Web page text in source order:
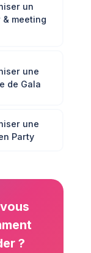
un
& meeting
une
de Gala
une
Party
?